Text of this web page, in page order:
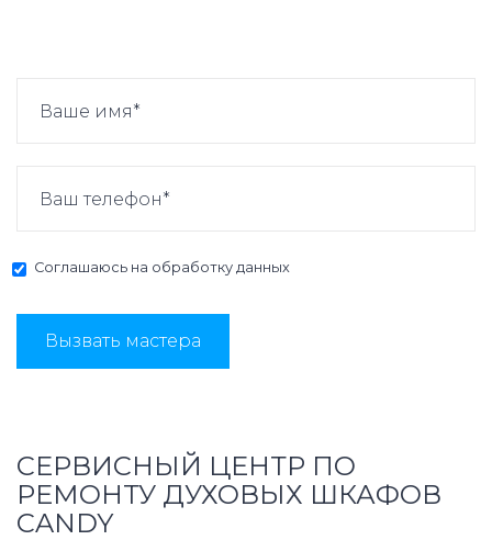
Соглашаюсь на обработку данных
Вызвать мастера
СЕРВИСНЫЙ ЦЕНТР ПО
РЕМОНТУ ДУХОВЫХ ШКАФОВ
CANDY